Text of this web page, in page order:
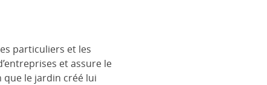
particuliers et les
et assure le
que le jardin créé lui